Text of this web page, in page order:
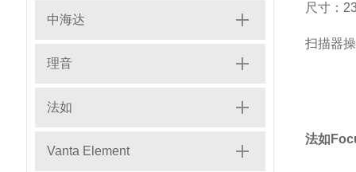
中海达
理音
法如
Vanta Element
尺寸：
扫描器
法如